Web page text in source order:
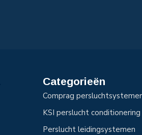
Categorieën
Comprag
KSI perslucht conditionering
Perslucht leidingsystemen